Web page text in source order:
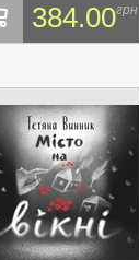
384.00грн